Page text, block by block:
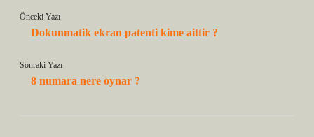
Önceki Yazı
Dokunmatik ekran patenti kime aittir ?
Sonraki Yazı
8 numara nere oynar ?